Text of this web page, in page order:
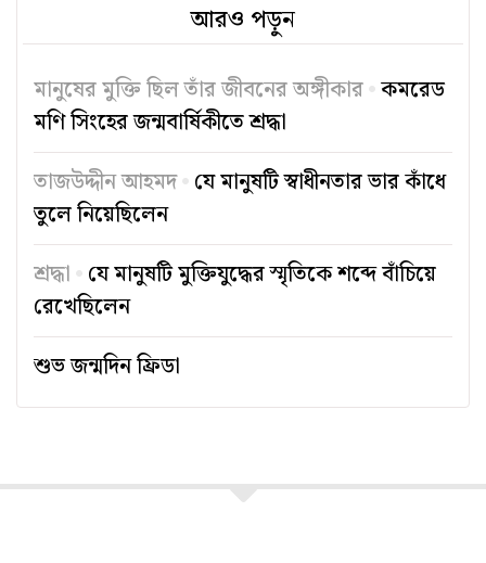
আরও পড়ুন
মানুষের মুক্তি ছিল তাঁর জীবনের অঙ্গীকার কমরেড
মণি সিংহের জন্মবার্ষিকীতে শ্রদ্ধা
তাজউদ্দীন আহমদ যে মানুষটি স্বাধীনতার ভার কাঁধে
তুলে নিয়েছিলেন
শ্রদ্ধা যে মানুষটি মুক্তিযুদ্ধের স্মৃতিকে শব্দে বাঁচিয়ে
রেখেছিলেন
শুভ জন্মদিন ফ্রিডা